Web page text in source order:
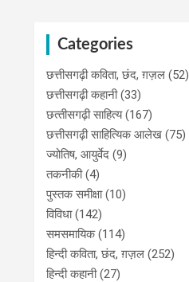
Categories
छत्तीसगढ़ी कविता, छंद, ग़ज़ल (52)
छत्तीसगढ़ी कहानी(33)
छत्‍तीसगढ़ी साहित्‍य(167)
छत्तीसगढ़ी साहित्यिक आलेख (75)
ज्योतिष, आयुर्वेद (9)
तकनीकी(4)
पुस्‍तक समीक्षा(10)
विविधा(142)
समसमायिक(114)
हिन्दी कविता, छंद, ग़ज़ल (252)
हिन्दी कहानी(27)